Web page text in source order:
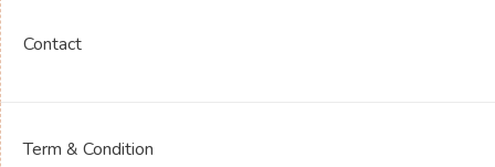
Contact
Term & Condition